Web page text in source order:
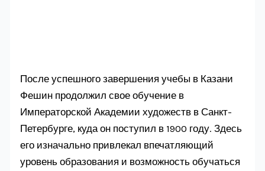
После успешного завершения учебы в Казани
Фешин продолжил свое обучение в
Императорской Академии художеств в Санкт-
Петербурге, куда он поступил в 1900 году. Здесь
его изначально привлекал впечатляющий
уровень образования и возможность обучаться